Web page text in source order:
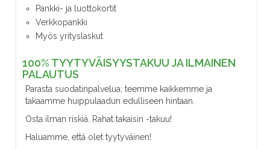
Pankki- ja luottokortit
Verkkopankki
Myös yrityslaskut
100% TYYTYVÄISYYSTAKUU JA ILMAINEN
PALAUTUS
Parasta suodatinpalvelua; teemme kaikkemme ja
takaamme huippulaadun edulliseen hintaan.
Osta ilman riskiä. Rahat takaisin -takuu!
Haluamme, että olet tyytyväinen!